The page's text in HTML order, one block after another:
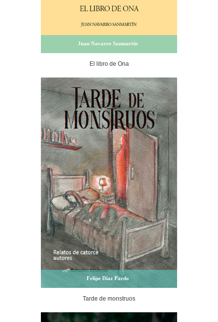
Juan Navarro Sanmartín
El libro de Ona
Felipe Díaz Pardo
Tarde de monstruos